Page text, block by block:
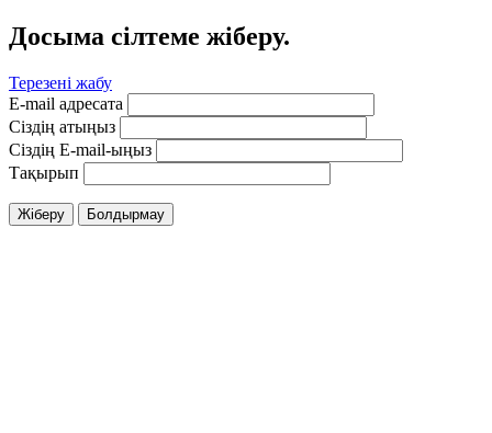
Досыма сілтеме жіберу.
Терезені жабу
E-mail адресата
Сіздің атыңыз
Сіздің E-mail-ыңыз
Тақырып
Жіберу Болдырмау